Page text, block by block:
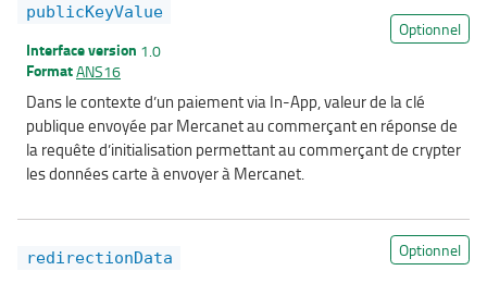
publicKeyValue
Optionnel
Interface version 1.0
FormatANS16
Dans le contexte d’un paiement via In-App, valeur de la clé
publique envoyée par Mercanet au commerçant en réponse de
la requête d’initialisation permettant au commerçant de crypter
les données carte à envoyer à Mercanet.
redirectionData Optionnel